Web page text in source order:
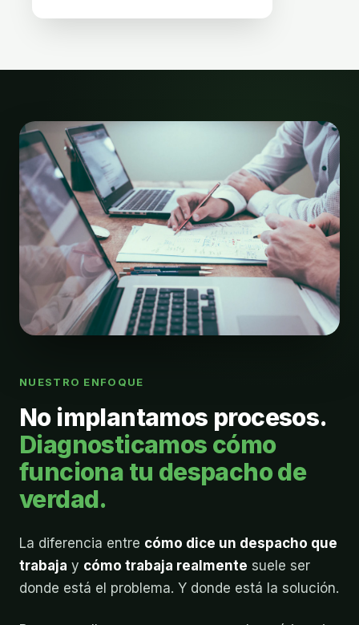
NUESTRO ENFOQUE
No implantamos procesos.
Diagnosticamos cómo
funciona tu despacho de
verdad.
La diferencia entre cómo dice un despacho que
trabaja y cómo trabaja realmente suele ser
donde está el problema. Y donde está la solución.